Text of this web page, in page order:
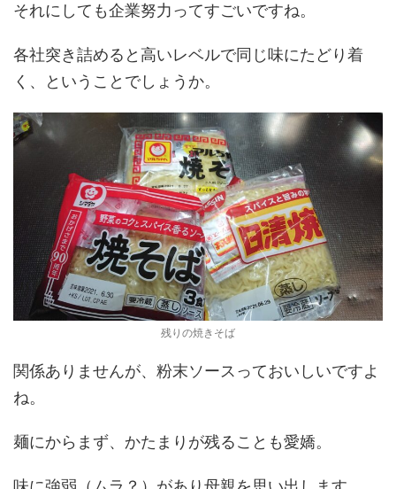
それにしても企業努力ってすごいですね。
各社突き詰めると高いレベルで同じ味にたどり着
く、ということでしょうか。
残りの焼きそば
関係ありませんが、粉末ソースっておいしいですよ
ね。
麺にからまず、かたまりが残ることも愛嬌。